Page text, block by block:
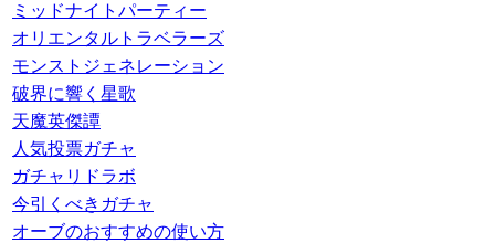
ミッドナイトパーティー
オリエンタルトラベラーズ
モンストジェネレーション
破界に響く星歌
天魔英傑譚
人気投票ガチャ
ガチャリドラボ
今引くべきガチャ
オーブのおすすめの使い方